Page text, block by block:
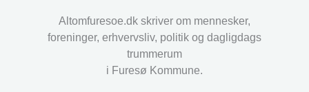
Altomfuresoe.dk skriver om mennesker,
foreninger, erhvervsliv, politik og dagligdags
trummerum
i Furesø Kommune.